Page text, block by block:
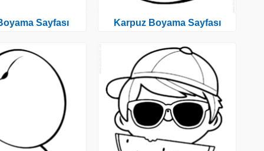
Sayfası Karpuz Boyama Sayfası